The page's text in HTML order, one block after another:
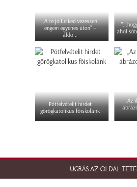
„A te jó Lelked vezessen
engem egyenes úton” –
áldo...
ahol
Pótfelvételit hirdet
görögkatolikus főiskolánk
„Az
UGRÁS AZ OLDAL